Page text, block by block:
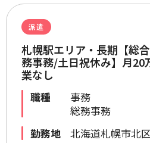
派遣
札幌駅エリア・長期【総
務事務/土日祝休み】月20
業なし
職種
事務
総務事務
勤務地
北海道札幌市北